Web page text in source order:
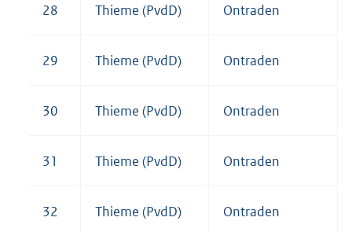
28 Thieme (PvdD) Ontraden
29 Thieme (PvdD) Ontraden
30 Thieme (PvdD) Ontraden
31 Thieme (PvdD) Ontraden
32 Thieme (PvdD) Ontraden